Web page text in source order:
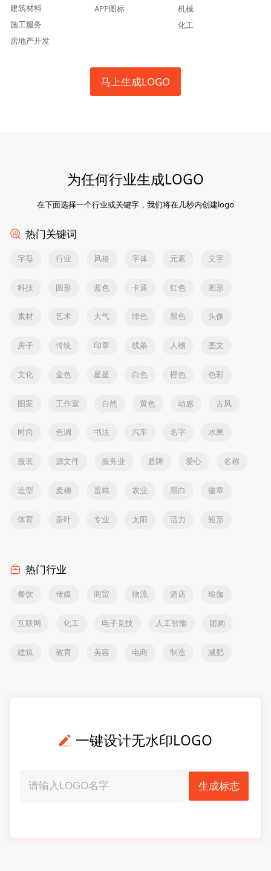
建筑材料
施工服务
房地产开发
APP图标
机械
化工
马上生成LOGO
为任何行业生成LOGO
在下面选择一个行业或关键字，我们将在几秒内创建logo
热门关键词
字母 行业 风格 字体 元素 文字
科技 圆形 蓝色 卡通 红色 图形
素材 艺术 大气 绿色 黑色 头像
房子 传统 印章 线条 人物 图文
文化 金色 星星 白色 橙色 色彩
图案 工作室 自然 黄色 动感 古风
时尚 色调 书法 汽车 名字 水果
服装 源文件 服务业 盾牌 爱心 名称
造型 麦穗 蛋糕 农业 黑白 徽章
体育 茶叶 专业 太阳 活力 矩形
热门行业
餐饮 传媒 商贸 物流 酒店 瑜伽
互联网 化工 电子竞技 人工智能 团购
建筑 教育 美容 电商 制造 减肥
一键设计无水印LOGO
生成标志